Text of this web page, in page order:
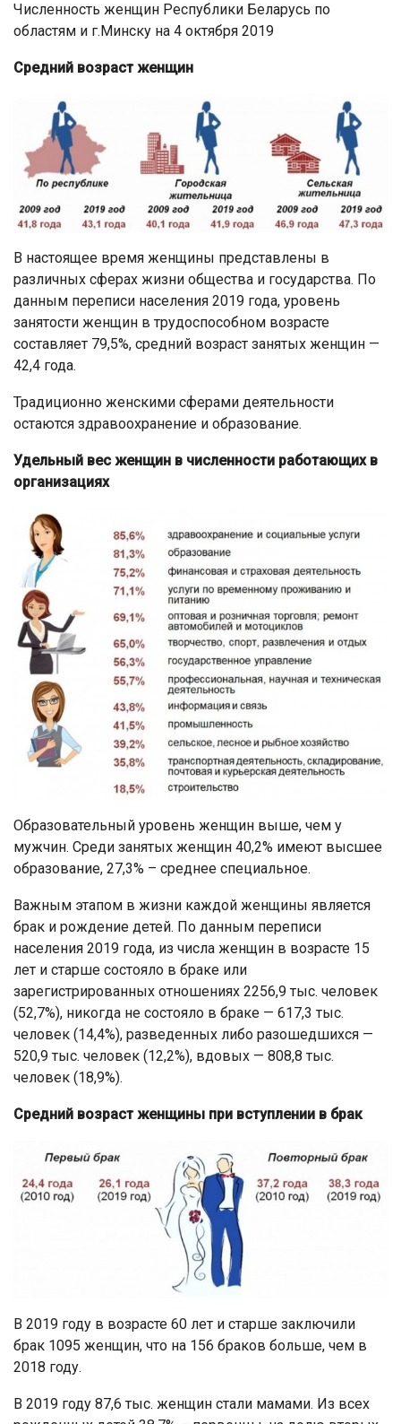
Численность женщин Республики Беларусь по
областям и г.Минску на 4 октября 2019
Средний возраст женщин
В настоящее время женщины представлены в
различных сферах жизни общества и государства. По
данным переписи населения 2019 года, уровень
занятости женщин в трудоспособном возрасте
составляет 79,5%, средний возраст занятых женщин —
42,4 года.
Традиционно женскими сферами деятельности
остаются здравоохранение и образование.
Удельный вес женщин в численности работающих в
организациях
Образовательный уровень женщин выше, чем у
мужчин. Среди занятых женщин 40,2% имеют высшее
образование, 27,3% – среднее специальное.
Важным этапом в жизни каждой женщины является
брак и рождение детей. По данным переписи
населения 2019 года, из числа женщин в возрасте 15
лет и старше состояло в браке или
зарегистрированных отношениях 2256,9 тыс. человек
(52,7%), никогда не состояло в браке — 617,3 тыс.
человек (14,4%), разведенных либо разошедшихся —
520,9 тыс. человек (12,2%), вдовых — 808,8 тыс.
человек (18,9%).
Средний возраст женщины при вступлении в брак
В 2019 году в возрасте 60 лет и старше заключили
брак 1095 женщин, что на 156 браков больше, чем в
2018 году.
В 2019 году 87,6 тыс. женщин стали мамами. Из всех